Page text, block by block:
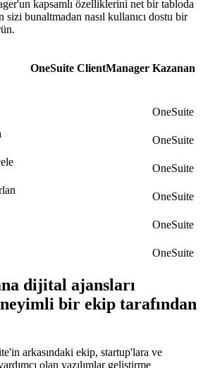
kapsamlı özelliklerini net bir tabloda
sizi bunaltmadan nasıl kullanıcı dostu bir
OneSuite ClientManager Kazanan
OneSuite
OneSuite
OneSuite
OneSuite
OneSuite
OneSuite
dijital ajansları
bir ekip tarafından
arkasındaki ekip, startup'lara ve
olan yazılımlar geliştirme